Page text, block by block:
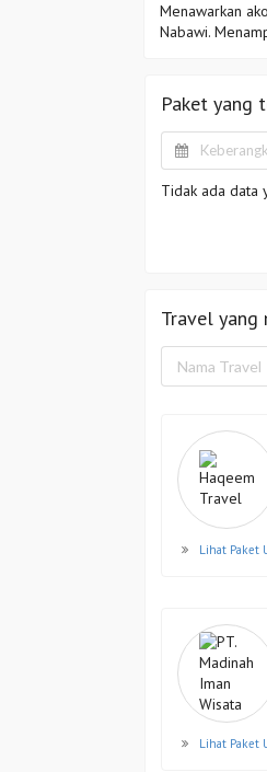
Menawarkan
Nabawi.
Paket yang
Tidak ada data
Travel yang
Lihat Paket
Lihat Paket